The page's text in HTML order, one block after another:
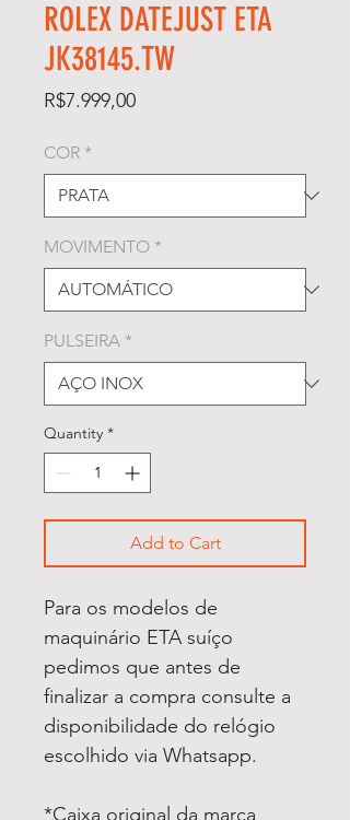
ROLEX DATEJUST ETA
JK38145.TW
R$7.999,00Price
COR *
MOVIMENTO *
PULSEIRA *
Quantity *
Add to Cart
Para os modelos de
maquinário ETA suíço
pedimos que antes de
finalizar a compra consulte a
disponibilidade do relógio
escolhido via Whatsapp.
*Caixa original da marca